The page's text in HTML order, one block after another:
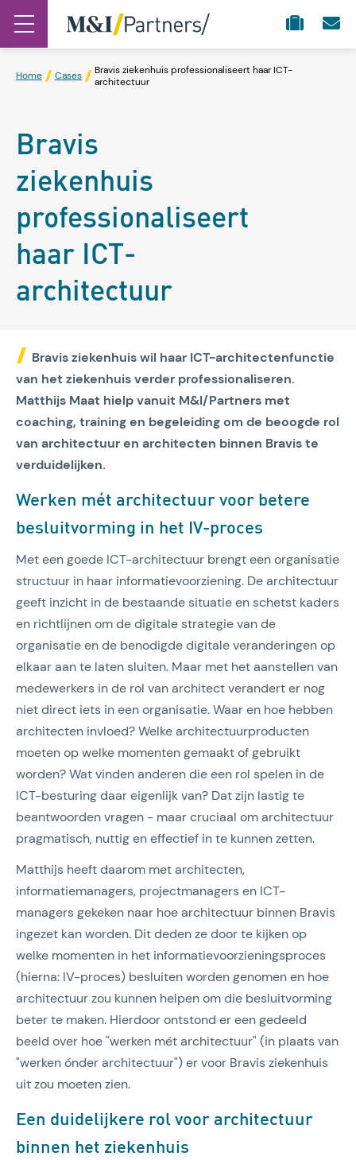
Home Cases
Bravis ziekenhuis professionaliseert haar ICT-
architectuur
Bravis
ziekenhuis
professionaliseert
haar ICT-
architectuur
Bravis ziekenhuis wil haar ICT-architectenfunctie
van het ziekenhuis verder professionaliseren.
Matthijs Maat hielp vanuit M&I/Partners met
coaching, training en begeleiding om de beoogde rol
van architectuur en architecten binnen Bravis te
verduidelijken.
Werken mét architectuur voor betere
besluitvorming in het IV-proces
Met een goede ICT-architectuur brengt een organisatie
structuur in haar informatievoorziening. De architectuur
geeft inzicht in de bestaande situatie en schetst kaders
en richtlijnen om de digitale strategie van de
organisatie en de benodigde digitale veranderingen op
elkaar aan te laten sluiten. Maar met het aanstellen van
medewerkers in de rol van architect verandert er nog
niet direct iets in een organisatie. Waar en hoe hebben
architecten invloed? Welke architectuurproducten
moeten op welke momenten gemaakt of gebruikt
worden? Wat vinden anderen die een rol spelen in de
ICT-besturing daar eigenlijk van? Dat zijn lastig te
beantwoorden vragen - maar cruciaal om architectuur
pragmatisch, nuttig en effectief in te kunnen zetten.
Matthijs heeft daarom met architecten,
informatiemanagers, projectmanagers en ICT-
managers gekeken naar hoe architectuur binnen Bravis
ingezet kan worden. Dit deden ze door te kijken op
welke momenten in het informatievoorzieningsproces
(hierna: IV-proces) besluiten worden genomen en hoe
architectuur zou kunnen helpen om die besluitvorming
beter te maken. Hierdoor ontstond er een gedeeld
beeld over hoe "werken mét architectuur" (in plaats van
"werken ónder architectuur") er voor Bravis ziekenhuis
uit zou moeten zien.
Een duidelijkere rol voor architectuur
binnen het ziekenhuis